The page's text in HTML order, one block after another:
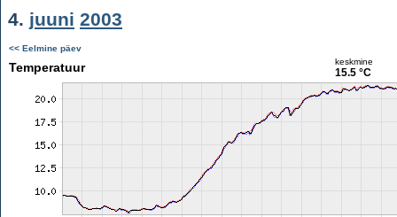
4. juuni 2003
<< Eelmine päev
Temperatuur keskmine
15.5 °C